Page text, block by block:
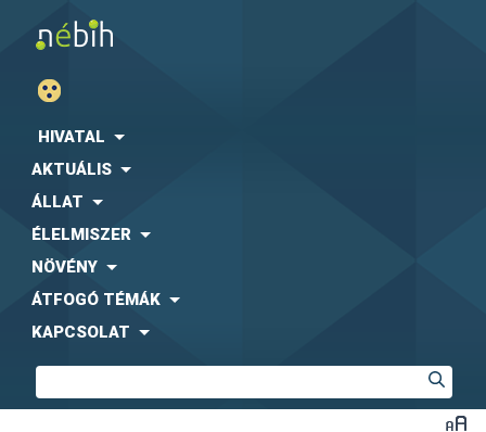
HIVATAL
AKTUÁLIS
ÁLLAT
ÉLELMISZER
NÖVÉNY
ÁTFOGÓ TÉMÁK
KAPCSOLAT